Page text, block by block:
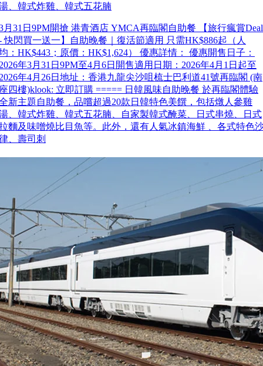
、韓式炸雞、韓式五花腩
月31日9PM開搶 港青酒店 YMCA再臨閣自助餐 【旅行瘋賞Deal
快閃買一送一】自助晚餐｜復活節適用 只需HK$886起（人
：HK$443；原價：HK$1,624） 優惠詳情： 優惠開售日子：
年3月31日9PM至4月6日開售適用日期：2026年4月1日起至
年4月26日地址：香港九龍尖沙咀梳士巴利道41號再臨閣 (南
四樓)klook: 立即訂購 ===== 日韓風味自助晚餐 於再臨閣體驗
新主題自助餐，品嚐超過20款日韓特色美饌，包括燉人參雞
、韓式炸雞、韓式五花腩、自家製韓式醃菜、日式串燒、日式
麵及味噌燒比目魚等。此外，還有人氣冰鎮海鮮 、各式特色
、壽司刺